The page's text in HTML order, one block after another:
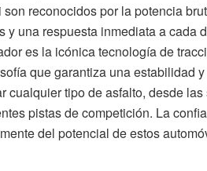
reconocidos por la potencia
y una respuesta inmediata a cada
es la icónica tecnología de
que garantiza una estabilidad
cualquier tipo de asfalto, desde
pistas de competición. La
del potencial de estos